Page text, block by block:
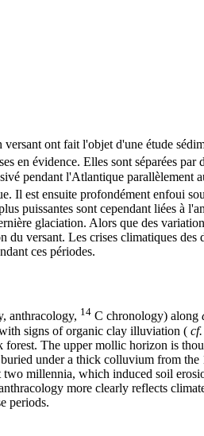
ont fait l'objet d'une étude
en évidence. Elles sont séparées
pendant l'Atlantique parallèlement
Il est ensuite profondément enfoui
puissantes sont cependant liées à
glaciation. Alors que des
versant. Les crises climatiques
ces périodes.
anthracology, 14 C chronology) along
signs of organic clay illuviation ( cf.
The upper mollic horizon is
under a thick colluvium from
millennia, which induced soil
more clearly reflects
periods.